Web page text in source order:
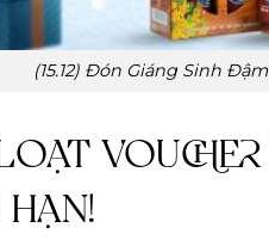
(15.12) Đón Giáng Sinh